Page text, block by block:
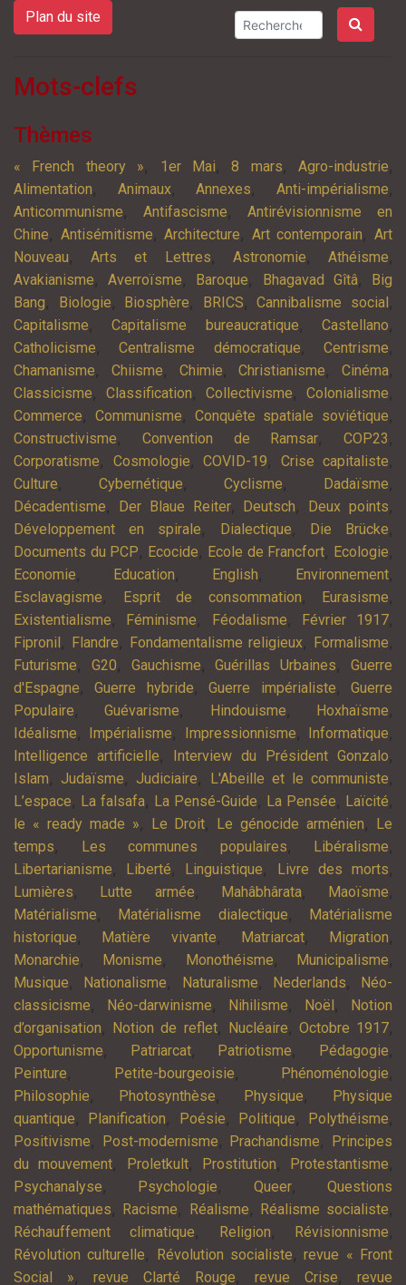
Plan du site
Mots-clefs
Thèmes
« French theory », 1er Mai,8 mars, Agro-industrie,
Alimentation, Animaux,Annexes,Anti-impérialisme,
Anticommunisme, Antifascisme, Antirévisionnisme en
Chine, Antisémitisme,Architecture, Art contemporain,Art
Nouveau,Arts et Lettres, Astronomie,Athéisme,
Avakianisme,Averroïsme, Baroque, Bhagavad Gîtâ,
Big
Bang, Biologie, Biosphère, BRICS,Cannibalisme social ,
Capitalisme,Capitalisme bureaucratique,Castellano,
Catholicisme,Centralisme démocratique,Centrisme,
Chamanisme, Chiisme, Chimie,Christianisme, Cinéma,
Classicisme, Classification, Collectivisme, Colonialisme,
Commerce, Communisme, Conquête spatiale soviétique,
Constructivisme, Convention de Ramsar, COP23 ,
Corporatisme, Cosmologie, COVID-19, Crise capitaliste,
Culture, Cybernétique, Cyclisme, Dadaïsme,
Décadentisme, Der Blaue Reiter, Deutsch, Deux points,
Développement en spirale, Dialectique, Die Brücke,
Documents du PCP, Ecocide, Ecole de Francfort, Ecologie,
Economie, Education, English, Environnement,
Esclavagisme, Esprit de consommation, Eurasisme,
Existentialisme, Féminisme, Féodalisme, Février 1917,
Fipronil , Flandre, Fondamentalisme religieux, Formalisme,
Futurisme, G20, Gauchisme,Guérillas Urbaines,Guerre
d'Espagne,Guerre hybride,Guerre impérialiste,Guerre
Populaire,Guévarisme, Hindouisme, Hoxhaïsme,
Idéalisme, Impérialisme, Impressionnisme, Informatique,
Intelligence artificielle, Interview du Président Gonzalo,
Islam, Judaïsme, Judiciaire, L'Abeille et le communiste,
L’espace, La falsafa, La Pensé-Guide, La Pensée, Laïcité,
le « ready made », Le Droit, Le génocide arménien,
Le
temps, Les communes populaires, Libéralisme,
Libertarianisme, Liberté, Linguistique, Livre des morts,
Lumières, Lutte armée, Mahâbhârata, Maoïsme,
Matérialisme, Matérialisme dialectique,
Matérialisme
historique, Matière vivante, Matriarcat, Migration,
Monarchie, Monisme, Monothéisme, Municipalisme,
Musique, Nationalisme, Naturalisme, Nederlands,
Néo-
classicisme, Néo-darwinisme, Nihilisme, Noël ,
Notion
d’organisation, Notion de reflet, Nucléaire, Octobre 1917,
Opportunisme, Patriarcat, Patriotisme, Pédagogie,
Peinture, Petite-bourgeoisie, Phénoménologie,
Philosophie, Photosynthèse, Physique,
Physique
quantique, Planification, Poésie, Politique, Polythéisme,
Positivisme, Post-modernisme, Prachandisme,
Principes
du mouvement, Proletkult, Prostitution, Protestantisme,
Psychanalyse, Psychologie, Queer,Questions
mathématiques, Racisme, Réalisme, Réalisme socialiste,
Réchauffement climatique, Religion, Révisionnisme,
Révolution culturelle, Révolution socialiste,revue « Front
Social », revue Clarté Rouge, revue Crise, revue